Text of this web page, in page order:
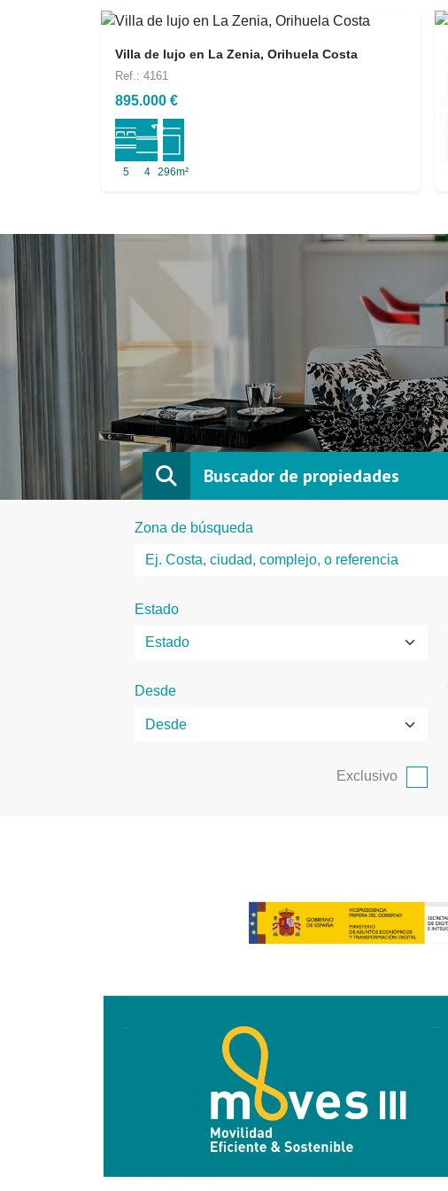
Villa de lujo en La Zenia, Orihuela Costa
Ref.: 4161
895.000 €
5 4 296m²
Buscador de propiedades
Zona de búsqueda
Estado
Desde
Exclusivo